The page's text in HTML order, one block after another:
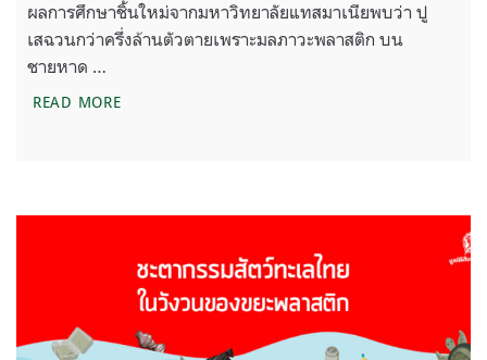
ผลการศึกษาชิ้นใหม่จากมหาวิทยาลัยแทสมาเนียพบว่า ปู
เสฉวนกว่าครึ่งล้านตัวตายเพราะมลภาวะพลาสติก บน
ชายหาด …
READ MOREปูเสฉวน กว่า 5 แสนตัว ตายเพราะขยะพลาสติก